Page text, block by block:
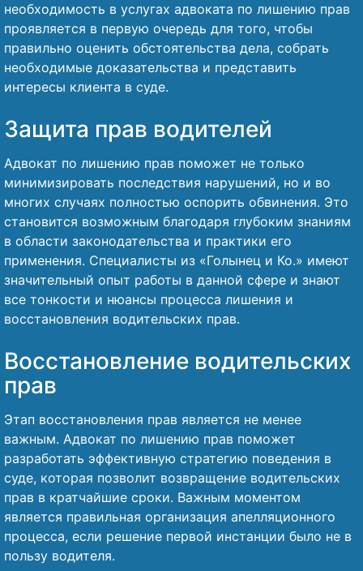
необходимость в услугах адвоката по лишению прав
проявляется в первую очередь для того, чтобы
правильно оценить обстоятельства дела, собрать
необходимые доказательства и представить
интересы клиента в суде.
Защита прав водителей
Адвокат по лишению прав поможет не только
минимизировать последствия нарушений, но и во
многих случаях полностью оспорить обвинения. Это
становится возможным благодаря глубоким знаниям
в области законодательства и практики его
применения. Специалисты из «Голынец и Ко.» имеют
значительный опыт работы в данной сфере и знают
все тонкости и нюансы процесса лишения и
восстановления водительских прав.
Восстановление водительских
прав
Этап восстановления прав является не менее
важным. Адвокат по лишению прав поможет
разработать эффективную стратегию поведения в
суде, которая позволит возвращение водительских
прав в кратчайшие сроки. Важным моментом
является правильная организация апелляционного
процесса, если решение первой инстанции было не в
пользу водителя.